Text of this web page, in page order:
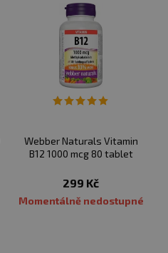
Webber Naturals Vitamin
B12 1000 mcg 80 tablet
299 Kč
Momentálně nedostupné